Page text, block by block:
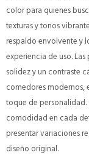
color para quienes
texturas y tonos
respaldo envolvente y
experiencia de uso.
solidez y un contraste
comedores modernos,
toque de
comodidad en cada
presentar variaciones
diseño original.